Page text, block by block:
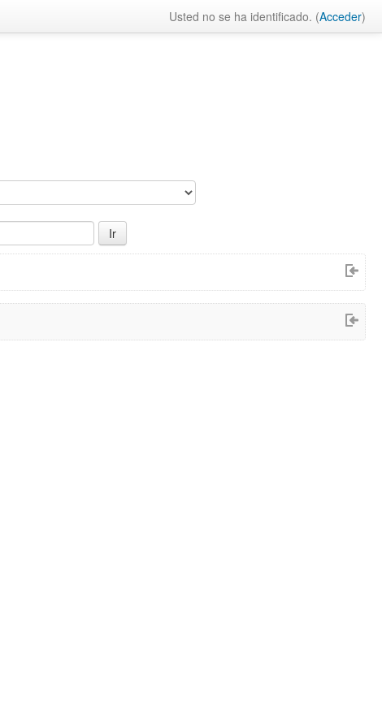
Usted no se ha identificado. (Acceder)